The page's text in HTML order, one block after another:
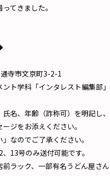
てきました。
寺市文京町3-2-1
ト学科「インタレスト編集部」
名、年齢（詐称可）を明記し、
ジをお添えください。
なのでご了承ください。
13号のみ送付可能です。
ラック、一部有名うどん屋さん